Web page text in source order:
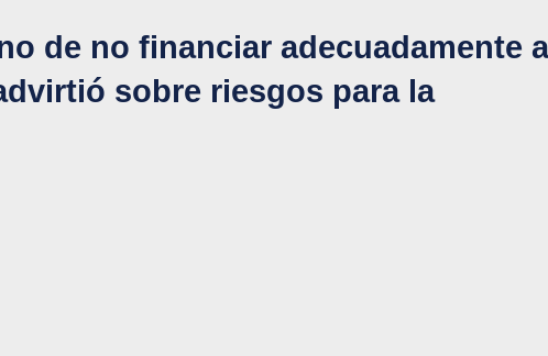
de no financiar adecuadamente a
sobre riesgos para la